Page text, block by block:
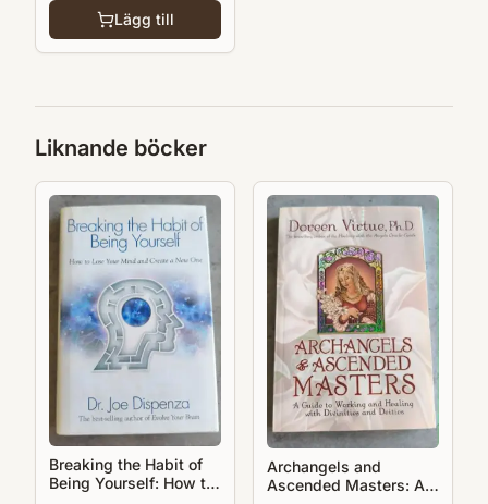
Lägg till
Liknande böcker
Breaking the Habit of
Being Yourself: How to
Archangels and
Ascended Masters: A